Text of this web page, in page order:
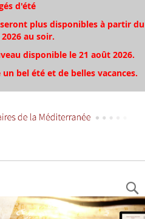
d'été
plus disponibles à partir du
au soir.
disponible le 21 août 2026.
bel été et de belles vacances.